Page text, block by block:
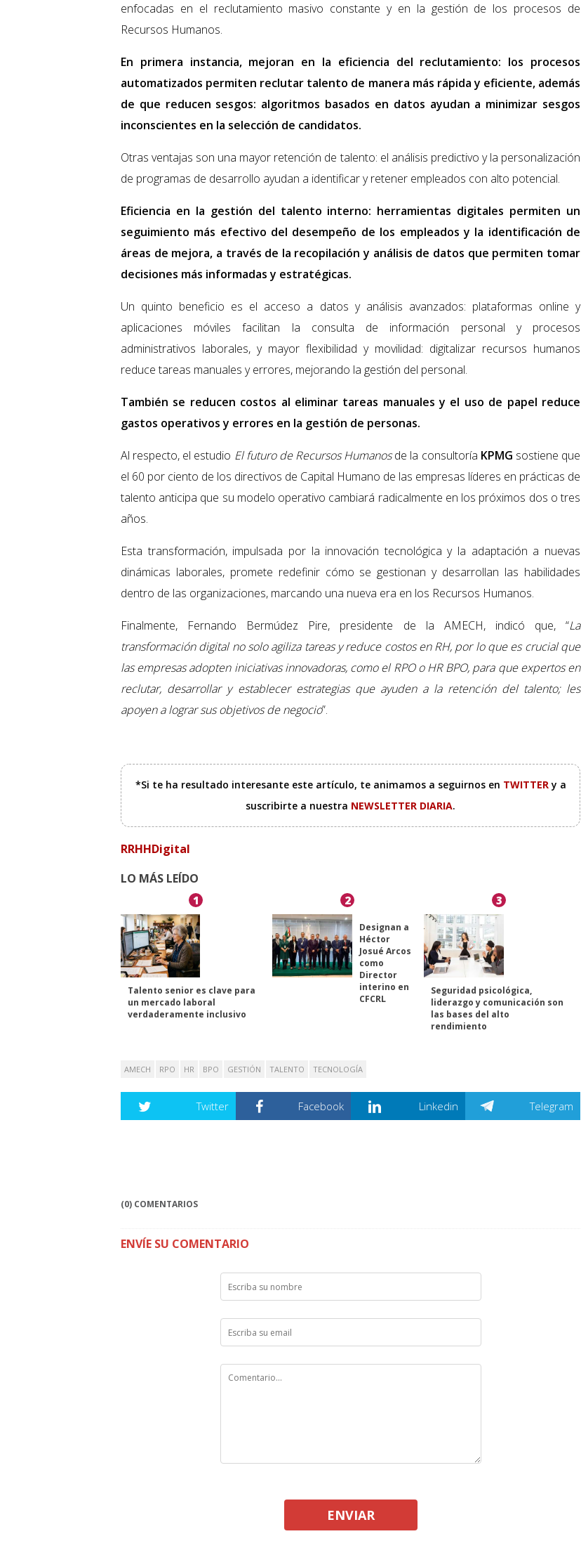
enfocadas en el reclutamiento masivo constante y en la gestión de los procesos de
Recursos Humanos.
En primera instancia, mejoran en la eficiencia del reclutamiento: los procesos
automatizados permiten reclutar talento de manera más rápida y eficiente, además
de que reducen sesgos: algoritmos basados en datos ayudan a minimizar sesgos
inconscientes en la selección de candidatos.
Otras ventajas son una mayor retención de talento: el análisis predictivo y la personalización
de programas de desarrollo ayudan a identificar y retener empleados con alto potencial.
Eficiencia en la gestión del talento interno: herramientas digitales permiten un
seguimiento más efectivo del desempeño de los empleados y la identificación de
áreas de mejora, a través de la recopilación y análisis de datos que permiten tomar
decisiones más informadas y estratégicas.
Un quinto beneficio es el acceso a datos y análisis avanzados: plataformas online y
aplicaciones móviles facilitan la consulta de información personal y procesos
administrativos laborales, y mayor flexibilidad y movilidad: digitalizar recursos humanos
reduce tareas manuales y errores, mejorando la gestión del personal.
También se reducen costos al eliminar tareas manuales y el uso de papel reduce
gastos operativos y errores en la gestión de personas.
Al respecto, el estudio El futuro de Recursos Humanosde la consultoría KPMG sostiene que
el 60 por ciento de los directivos de Capital Humano de las empresas líderes en prácticas de
talento anticipa que su modelo operativo cambiará radicalmente en los próximos dos o tres
años.
Esta transformación, impulsada por la innovación tecnológica y la adaptación a nuevas
dinámicas laborales, promete redefinir cómo se gestionan y desarrollan las habilidades
dentro de las organizaciones, marcando una nueva era en los Recursos Humanos.
Finalmente, Fernando Bermúdez Pire, presidente de la AMECH, indicó que, “La
transformación digital no solo agiliza tareas y reduce costos en RH, por lo que es crucial que
las empresas adopten iniciativas innovadoras, como el RPO o HR BPO, para que expertos en
reclutar, desarrollar y establecer estrategias que ayuden a la retención del talento; les
apoyen a lograr sus objetivos de negocio”.
*Si te ha resultado interesante este artículo, te animamos a seguirnos en TWITTERy a
suscribirte a nuestra NEWSLETTER DIARIA.
RRHHDigital
LO MÁS LEÍDO
1
Talento senior es clave para
un mercado laboral
verdaderamente inclusivo
2
Designan a
Héctor
Josué Arcos
como
Director
interino en
CFCRL
3
Seguridad psicológica,
liderazgo y comunicación son
las bases del alto
rendimiento
AMECH RPO HR BPO GESTIÓN TALENTO TECNOLOGÍA
Twitter Facebook Linkedin Telegram
(0) COMENTARIOS
ENVÍE SU COMENTARIO
ENVIAR